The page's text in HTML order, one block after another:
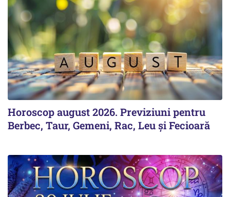
Horoscop august 2026. Previziuni pentru
Berbec, Taur, Gemeni, Rac, Leu și Fecioară